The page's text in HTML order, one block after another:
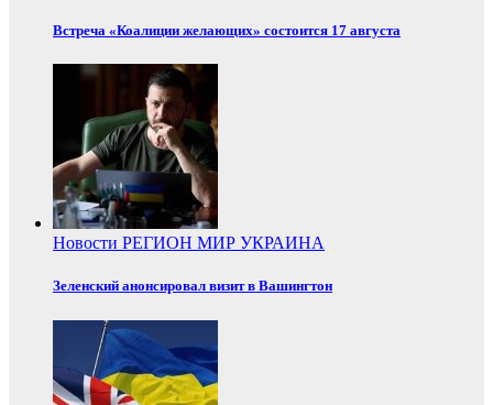
Встреча «Коалиции желающих» состоится 17 августа
Новости РЕГИОН МИР УКРАИНА
Зеленский анонсировал визит в Вашингтон